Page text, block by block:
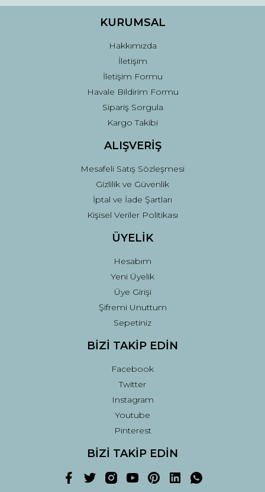
Ürün fiyatı diğer sitelerden daha pahalı.
Gönder
KURUMSAL
Hakkımızda
İletişim
İletişim Formu
Havale Bildirim Formu
Sipariş Sorgula
Kargo Takibi
ALIŞVERİŞ
Mesafeli Satış Sözleşmesi
Gizlilik ve Güvenlik
İptal ve İade Şartları
Kişisel Veriler Politikası
ÜYELİK
Hesabım
Yeni Üyelik
Üye Girişi
Şifremi Unuttum
Sepetiniz
BİZİ TAKİP EDİN
Facebook
Twitter
Instagram
Youtube
Pinterest
BİZİ TAKİP EDİN